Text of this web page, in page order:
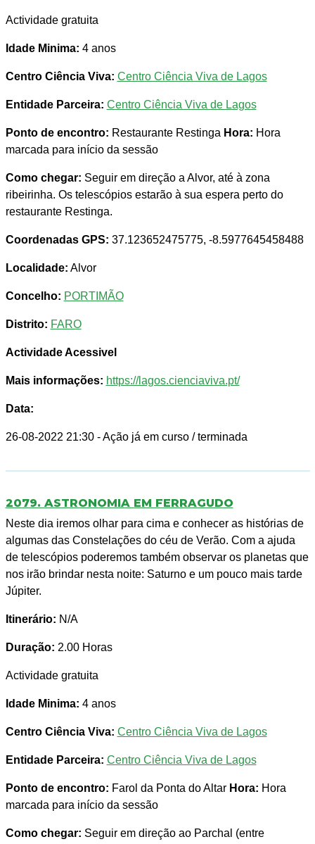
Actividade gratuita
Idade Minima: 4 anos
Centro Ciência Viva: Centro Ciência Viva de Lagos
Entidade Parceira: Centro Ciência Viva de Lagos
Ponto de encontro: Restaurante Restinga Hora: Hora
marcada para início da sessão
Como chegar: Seguir em direção a Alvor, até à zona
ribeirinha. Os telescópios estarão à sua espera perto do
restaurante Restinga.
Coordenadas GPS: 37.123652475775, -8.5977645458488
Localidade: Alvor
Concelho: PORTIMÃO
Distrito: FARO
Actividade Acessivel
Mais informações: https://lagos.cienciaviva.pt/
Data:
26-08-2022 21:30 - Ação já em curso / terminada
2079. ASTRONOMIA EM FERRAGUDO
Neste dia iremos olhar para cima e conhecer as histórias de
algumas das Constelações do céu de Verão. Com a ajuda
de telescópios poderemos também observar os planetas que
nos irão brindar nesta noite: Saturno e um pouco mais tarde
Júpiter.
Itinerário: N/A
Duração: 2.00 Horas
Actividade gratuita
Idade Minima: 4 anos
Centro Ciência Viva: Centro Ciência Viva de Lagos
Entidade Parceira: Centro Ciência Viva de Lagos
Ponto de encontro: Farol da Ponta do Altar Hora: Hora
marcada para início da sessão
Como chegar: Seguir em direção ao Parchal (entre